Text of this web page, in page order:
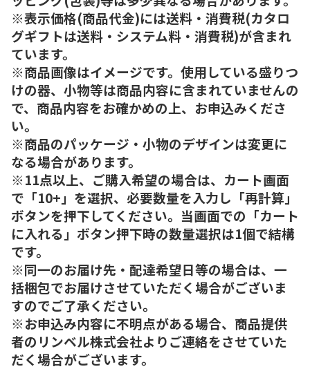
※表示価格(商品代金)には送料・消費税(カタロ
グギフトは送料・システム料・消費税)が含まれ
ています。
※商品画像はイメージです。使用している盛りつ
けの器、小物等は商品内容に含まれていませんの
で、商品内容をお確かめの上、お申込みくださ
い。
※商品のパッケージ・小物のデザインは変更に
なる場合があります。
※11点以上、ご購入希望の場合は、カート画面
で「10+」を選択、必要数量を入力し「再計算」
ボタンを押下してください。当画面での「カート
に入れる」ボタン押下時の数量選択は1個で結構
です。
※同一のお届け先・配達希望日等の場合は、一
括梱包でお届けさせていただく場合がございま
すのでご了承ください。
※お申込み内容に不明点がある場合、商品提供
者のリンベル株式会社よりご連絡をさせていた
だく場合がございます。